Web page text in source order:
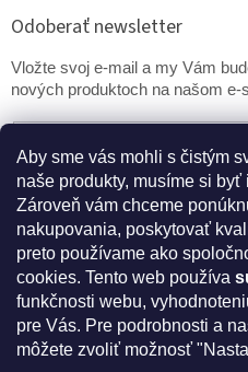
Aby sme vás mohli s čistým
naše produkty, musíme si byť
Zároveň vám chceme
nakupovania, poskytovať
preto používame ako
cookies. Tento web používa
funkčnosti webu,
pre Vás. Pre podrobnosti a
môžete zvoliť možnosť
Odoberať newsletter
Vložte svoj e-mail a my Vám
nových produktoch na našom e-
PRIHLÁSIŤ SA
* Disclaimer: Bezpečnostné
doplnkom a kozmetike